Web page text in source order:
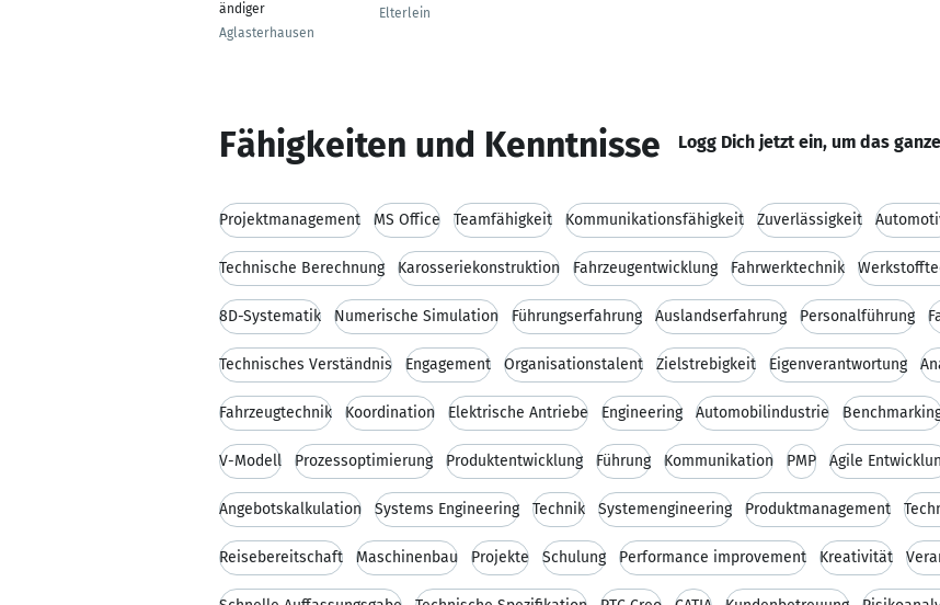
ändiger
Aglasterhausen
Elterlein
Fähigkeiten und Kenntnisse Logg Dich jetzt ein, um das
Projektmanagement MS Office Teamfähigkeit Kommunikationsfähigkeit Zuverlässigkeit
Technische Berechnung Karosseriekonstruktion Fahrzeugentwicklung Fahrwerktechnik
8D-Systematik Numerische Simulation Führungserfahrung Auslandserfahrung Personalführung
Technisches Verständnis Engagement Organisationstalent Zielstrebigkeit Eigenverantwortung
Fahrzeugtechnik Koordination Elektrische Antriebe Engineering Automobilindustrie
V-Modell Prozessoptimierung Produktentwicklung Führung Kommunikation PMP Agile
Angebotskalkulation Systems Engineering Technik Systemengineering Produktmanagement
Reisebereitschaft Maschinenbau Projekte Schulung Performance improvement Kreativität